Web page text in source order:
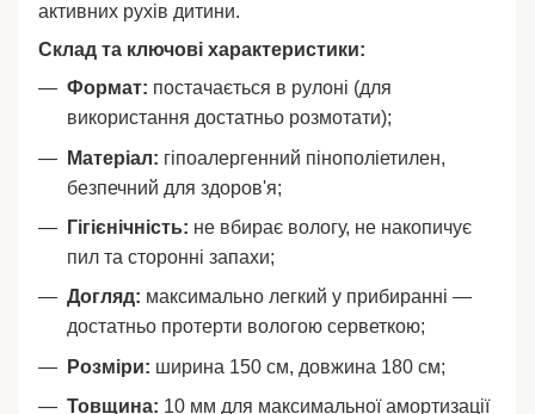
активних рухів дитини.
Склад та ключові характеристики:
Формат: постачається в рулоні (для
використання достатньо розмотати);
Матеріал: гіпоалергенний пінополіетилен,
безпечний для здоров'я;
Гігієнічність: не вбирає вологу, не накопичує
пил та сторонні запахи;
Догляд: максимально легкий у прибиранні —
достатньо протерти вологою серветкою;
Розміри: ширина 150 см, довжина 180 см;
Товщина: 10 мм для максимальної амортизації